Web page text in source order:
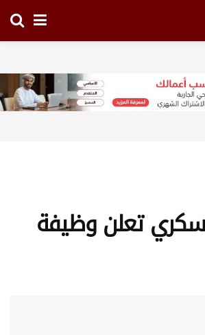
تعلن وظيفة